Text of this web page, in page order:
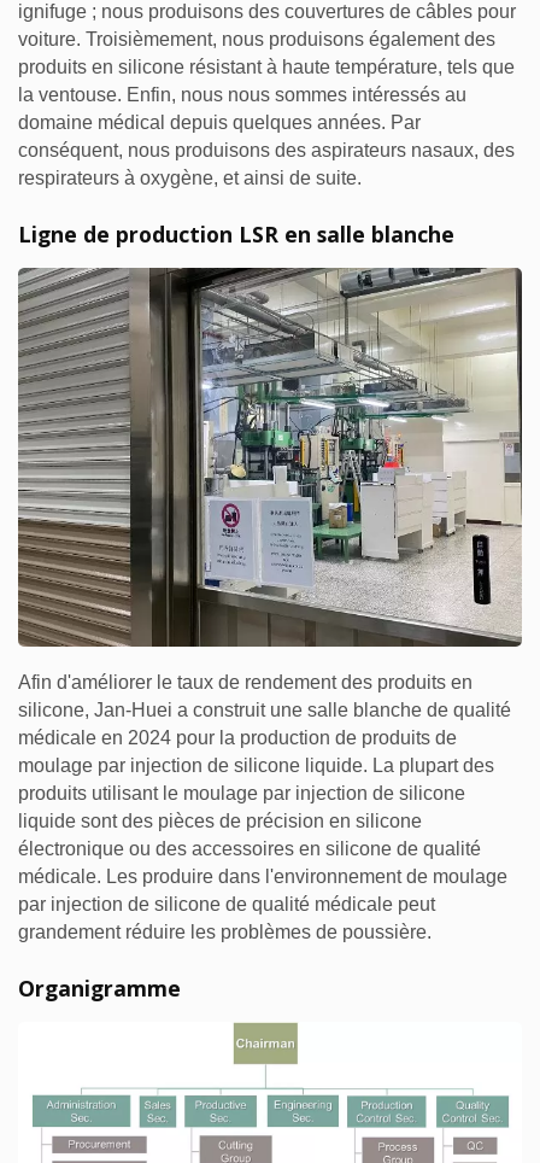
ignifuge ; nous produisons des couvertures de câbles pour
voiture. Troisièmement, nous produisons également des
produits en silicone résistant à haute température, tels que
la ventouse. Enfin, nous nous sommes intéressés au
domaine médical depuis quelques années. Par
conséquent, nous produisons des aspirateurs nasaux, des
respirateurs à oxygène, et ainsi de suite.
Ligne de production LSR en salle blanche
Afin d'améliorer le taux de rendement des produits en
silicone, Jan-Huei a construit une salle blanche de qualité
médicale en 2024 pour la production de produits de
moulage par injection de silicone liquide. La plupart des
produits utilisant le moulage par injection de silicone
liquide sont des pièces de précision en silicone
électronique ou des accessoires en silicone de qualité
médicale. Les produire dans l'environnement de moulage
par injection de silicone de qualité médicale peut
grandement réduire les problèmes de poussière.
Organigramme